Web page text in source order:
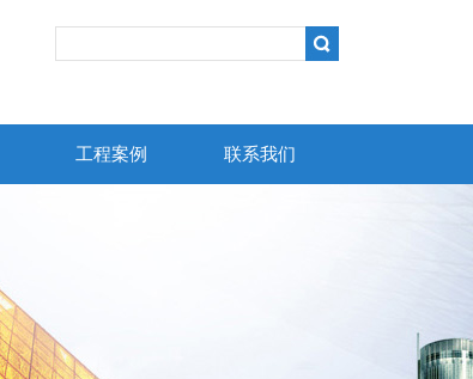
工程案例 联系我们